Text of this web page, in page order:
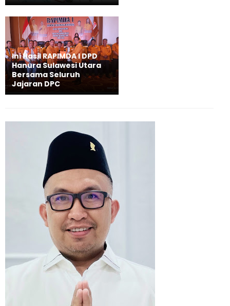
Ini Hasil RAPIMDA I DPD
Hanura Sulawesi Utara
Bersama Seluruh
Jajaran DPC